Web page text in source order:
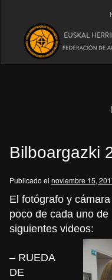
Bilboargazki
Publicado el noviembre 15,
El fotógrafo y
poco de cada uno
siguientes videos:
– RUEDA
DE